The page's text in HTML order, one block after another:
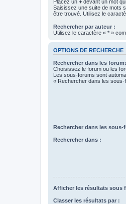
Placez un + devant un mot
Saisissez une suite de mots
être trouvé. Utilisez le
Rechercher par auteur :
Utilisez le caractère « * »
OPTIONS DE RECHERCHE
Rechercher dans les
Choisissez le forum ou les
Les sous-forums sont
« Rechercher dans les sous-
Rechercher dans les sous-
Rechercher dans :
Afficher les résultats sous
Classer les résultats par :